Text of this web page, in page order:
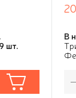
шт.
В